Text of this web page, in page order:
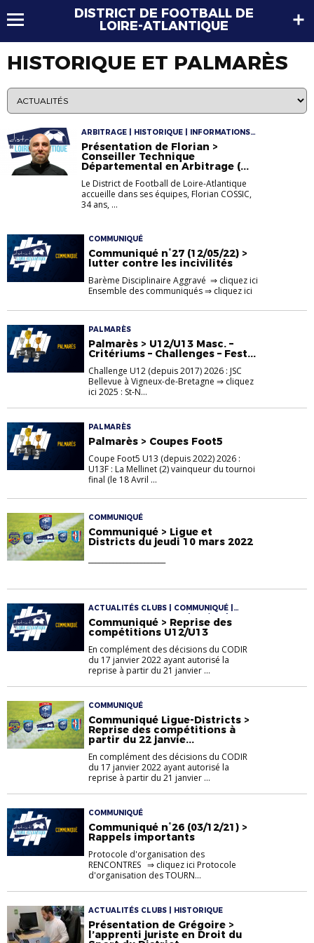
DISTRICT DE FOOTBALL DE
LOIRE-ATLANTIQUE
HISTORIQUE ET PALMARÈS
ARBITRAGE | HISTORIQUE | INFORMATIONS
ARBITRES
Présentation de Florian >
Conseiller Technique
Départemental en Arbitrage (...
Le District de Football de Loire-Atlantique
accueille dans ses équipes, Florian COSSIC,
34 ans, ...
COMMUNIQUÉ
Communiqué n°27 (12/05/22) >
lutter contre les incivilités
Barème Disciplinaire Aggravé ⇒ cliquez ici
Ensemble des communiqués ⇒ cliquez ici
PALMARÈS
Palmarès > U12/U13 Masc. –
Critériums – Challenges – Fest...
Challenge U12 (depuis 2017) 2026 : JSC
Bellevue à Vigneux-de-Bretagne ⇒ cliquez
ici 2025 : St-N...
PALMARÈS
Palmarès > Coupes Foot5
Coupe Foot5 U13 (depuis 2022) 2026 :
U13F : La Mellinet (2) vainqueur du tournoi
final (le 18 Avril ...
COMMUNIQUÉ
Communiqué > Ligue et
Districts du jeudi 10 mars 2022
ACTUALITÉS CLUBS | COMMUNIQUÉ |
FOOTBALL D'ANIMATION | U12/U13 |
U12F/U13F | U12M/U13M
Communiqué > Reprise des
compétitions U12/U13
En complément des décisions du CODIR
du 17 janvier 2022 ayant autorisé la
reprise à partir du 21 janvier ...
COMMUNIQUÉ
Communiqué Ligue-Districts >
Reprise des compétitions à
partir du 22 janvie...
En complément des décisions du CODIR
du 17 janvier 2022 ayant autorisé la
reprise à partir du 21 janvier ...
COMMUNIQUÉ
Communiqué n°26 (03/12/21) >
Rappels importants
Protocole d'organisation des
RENCONTRES ⇒ cliquez ici Protocole
d'organisation des TOURN...
ACTUALITÉS CLUBS | HISTORIQUE
Présentation de Grégoire >
l’apprenti juriste en Droit du